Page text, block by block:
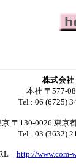
株式会
本社 〒577-
Tel : 06 (6725)
京 〒130-0026 東京
Tel : 03 (3632)
http://www.com-